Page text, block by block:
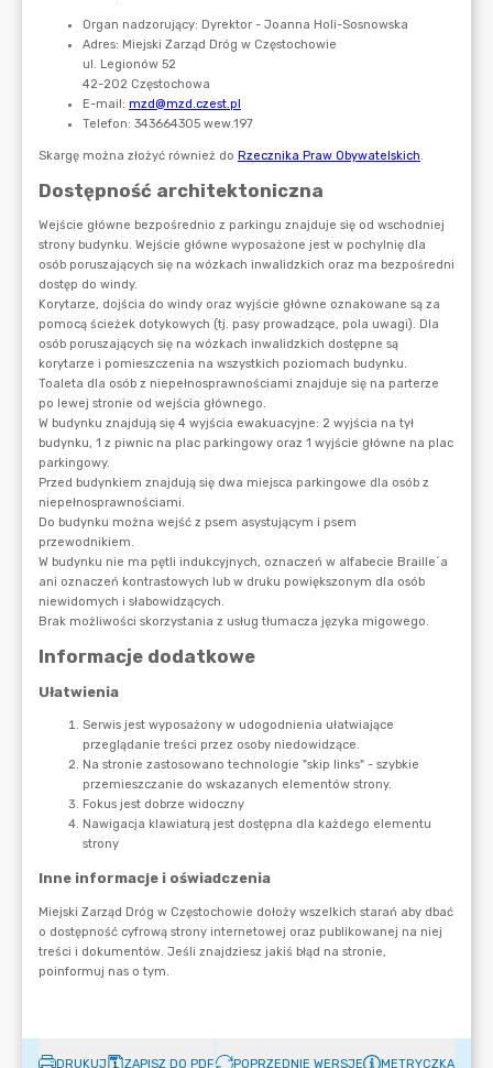
DRUKUJ ZAPISZ DO PDF POPRZEDNIE WERSJE METRYCZKA